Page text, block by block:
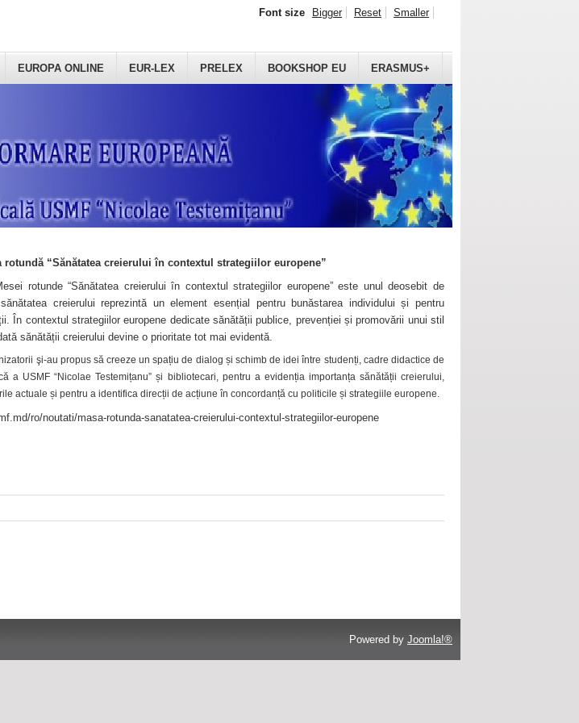
EUROPA ONLINE EUR-LEX PRELEX BOOKSHOP EU ERASMUS+
Font size Bigger Reset Smaller
rotundă “Sănătatea creierului în contextul strategiilor europene”
rotunde “Sănătatea creierului în contextul strategiilor europene” este unul deosebit de
creierului reprezintă un element esențial pentru bunăstarea individului și pentru
În contextul strategiilor europene dedicate sănătății publice, prevenției și promovării unui stil
sănătății creierului devine o prioritate tot mai evidentă.
şi-au propus să creeze un spațiu de dialog și schimb de idei între studenți, cadre didactice de
a USMF “Nicolae Testemițanu” și bibliotecari, pentru a evidenția importanța sănătății creierului,
actuale și pentru a identifica direcții de acțiune în concordanță cu politicile și strategiile europene.
ro/noutati/masa-rotunda-sanatatea-creierului-contextul-strategiilor-europene
Powered by Joomla!®